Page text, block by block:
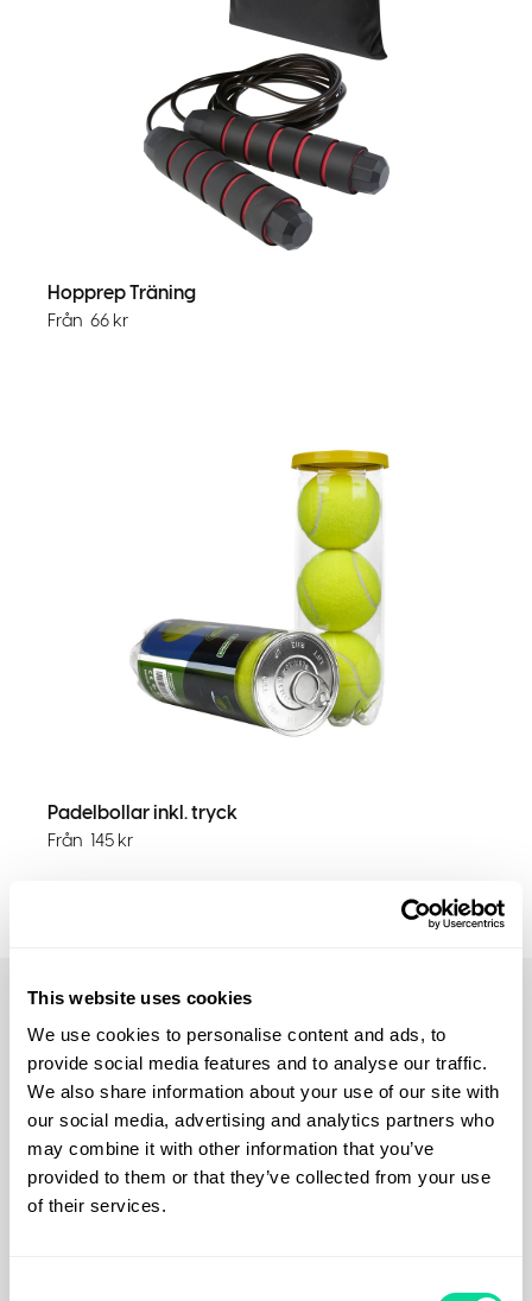
This website uses cookies
We use cookies to personalise content and ads, to
provide social media features and to analyse our traffic.
We also share information about your use of our site with
our social media, advertising and analytics partners who
may combine it with other information that you’ve
provided to them or that they’ve collected from your use
of their services.
Hopprep Träning
Från 66 kr
Padelbollar inkl. tryck
Från 145 kr
Roliga padeltillbehör för att
sätta färg på ditt spel och
skratta på banan
sortiment av träningsprodukter med tryck! Oavsett om du